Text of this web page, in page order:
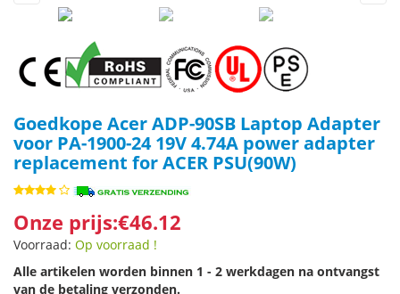
Previous
Goedkope Acer ADP-90SB Laptop Adapter
voor PA-1900-24 19V 4.74A power adapter
replacement for ACER PSU(90W)
Onze prijs:€46.12
Voorraad: Op voorraad !
Alle artikelen worden binnen 1 - 2 werkdagen na ontvangst
van de betaling verzonden.